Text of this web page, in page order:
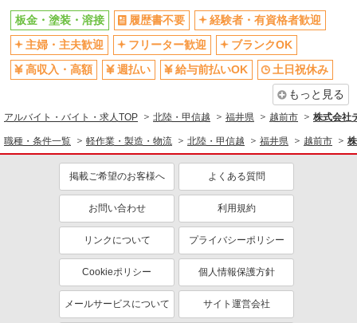
板金・塗装・溶接 履歴書不要
経験者・有資格者歓迎
主婦・主夫歓迎
フリーター歓迎
ブランクOK
高収入・高額
週払い 給与前払いOK
土日祝休み
もっと見る
アルバイト・バイト・求人TOP 北陸・甲信越 福井県 越前市 株式会社
職種・条件一覧 軽作業・製造・物流 北陸・甲信越 福井県 越前市
掲載ご希望のお客様へ よくある質問
お問い合わせ 利用規約
リンクについて プライバシーポリシー
Cookieポリシー 個人情報保護方針
メールサービスについて サイト運営会社